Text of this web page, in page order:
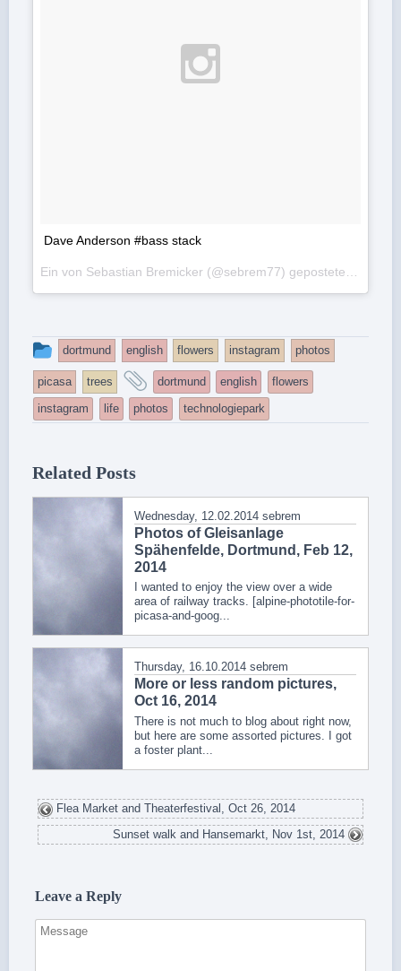
Dave Anderson #bass stack
This
entry
was
posted
dortmund english flowers instagram photos
picasa trees
and
tagged
dortmund english
flowers
instagram
life photos technologiepark
Related Posts
Wednesday, 12.02.2014 sebrem
Photos of Gleisanlage
Spähenfelde, Dortmund, Feb 12,
2014
I wanted to enjoy the view over a wide
area of railway tracks. [alpine-phototile-for-
picasa-and-goog...
Thursday, 16.10.2014 sebrem
More or less random pictures,
Oct 16, 2014
There is not much to blog about right now,
but here are some assorted pictures. I got
a foster plant...
Flea Market and Theaterfestival, Oct 26, 2014
Sunset walk and Hansemarkt, Nov 1st, 2014
Leave a Reply